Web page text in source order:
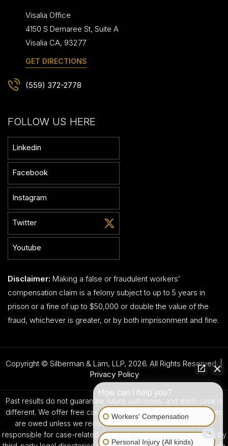
Visalia Office
4150 S Demaree St, Suite A
Visalia CA, 93277
GET DIRECTIONS
(559) 372-2778
FOLLOW US HERE
Linkedin
Facebook
Instagram
Twitter
Youtube
Disclaimer: Making a false or fraudulent workers’
compensation claim is a felony subject to up to 5 years in
prison or a fine of up to $50,000 or double the value of the
fraud, whichever is greater, or by both imprisonment and fine.
Copyright © Silberman & Lam, LLP, 2026. All Rights Reserved. |
Privacy Policy
Past results do not guarantee future outcomes, and each case is
different. We offer free case evaluations, and no attorney’s fees
are owed unless we recover compensation; clients may be
responsible for case-related costs and expenses. Recognitions by
How can I help you?
Workers' Compensation
Personal Injury (All kinds)